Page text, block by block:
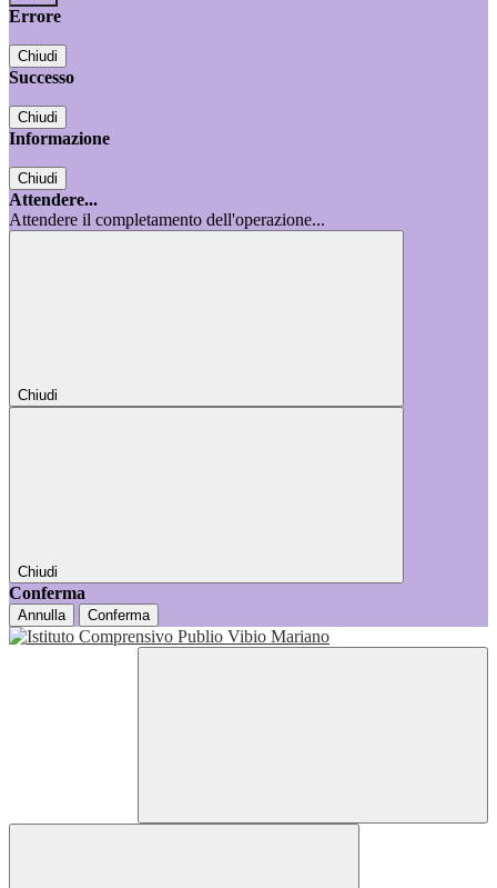
Errore
Chiudi
Successo
Chiudi
Informazione
Chiudi
Attendere...
Attendere il completamento dell'operazione...
Chiudi
Chiudi
Conferma
Annulla Conferma